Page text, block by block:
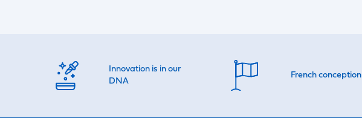
Innovation is in our
DNA
French conception